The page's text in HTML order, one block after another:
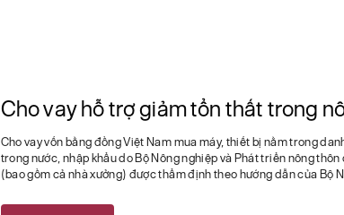
Cho vay hỗ trợ giảm tổn thất trong
Cho vay vốn bằng đồng Việt Nam mua máy, thiết bị nằm trong
trong nước, nhập khẩu do Bộ Nông nghiệp và Phát triển nông
(bao gồm cả nhà xưởng) được thẩm định theo hướng dẫn của Bộ